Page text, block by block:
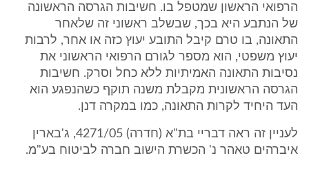
הרפואי הראשון שמטפל בו. חשיבות הגרסה הראשונה
של הנתבע היא בכך, שבשלב ראשוני זה שלאחר
התאונה, בו טרם קיבל התובע יעוץ כזה או אחר, לרבות
יעוץ משפטי, הוא מספר לגורם הרפואי הראשוני את
נסיבות התאונה האמיתיות ללא כחל וסרק. חשיבות
הגרסה הראשונית מקבלת משנה תוקף כשהנפגע הוא
העד היחיד לקרות התאונה, כמו במקרה דנן.
לעניין זה ראה דבריי בת"א (חדרה) 4271/05, ג'בארין
איברהים טאהר נ' הכשרת הישוב חברה לביטוח בע"מ.